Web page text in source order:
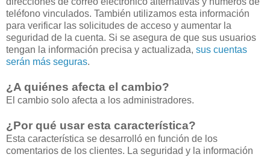
teléfono vinculados. También utilizamos esta información
para verificar las solicitudes de acceso y aumentar la
seguridad de la cuenta. Si se asegura de que sus usuarios
tengan la información precisa y actualizada, sus cuentas
serán más seguras.
¿A quiénes afecta el cambio?
El cambio solo afecta a los administradores.
¿Por qué usar esta característica?
Esta característica se desarrolló en función de los
comentarios de los clientes. La seguridad y la información